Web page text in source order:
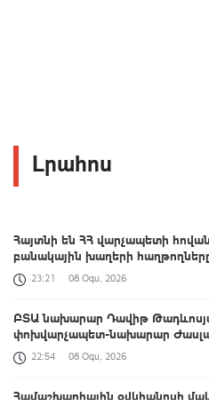
Լրահոս
Հայտնի են ՀՀ վարչապետի
բանակային խաղերի
23:21 08 Օգս, 2026
ԲՏԱ նախարար Դավիթ
փոխվարչապետ-նախարար
22:54 08 Օգս, 2026
Համաշխարհային օվկիանոսի